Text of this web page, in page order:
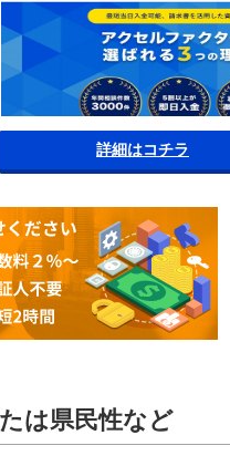
詳細はコチラ
は県民性など